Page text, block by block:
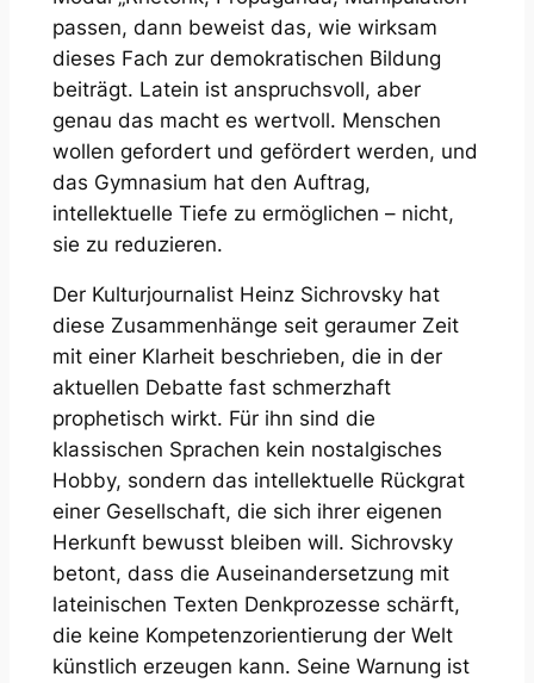
passen, dann beweist das, wie wirksam
dieses Fach zur demokratischen Bildung
beiträgt. Latein ist anspruchsvoll, aber
genau das macht es wertvoll. Menschen
wollen gefordert und gefördert werden, und
das Gymnasium hat den Auftrag,
intellektuelle Tiefe zu ermöglichen – nicht,
sie zu reduzieren.
Der Kulturjournalist Heinz Sichrovsky hat
diese Zusammenhänge seit geraumer Zeit
mit einer Klarheit beschrieben, die in der
aktuellen Debatte fast schmerzhaft
prophetisch wirkt. Für ihn sind die
klassischen Sprachen kein nostalgisches
Hobby, sondern das intellektuelle Rückgrat
einer Gesellschaft, die sich ihrer eigenen
Herkunft bewusst bleiben will. Sichrovsky
betont, dass die Auseinandersetzung mit
lateinischen Texten Denkprozesse schärft,
die keine Kompetenzorientierung der Welt
künstlich erzeugen kann. Seine Warnung ist